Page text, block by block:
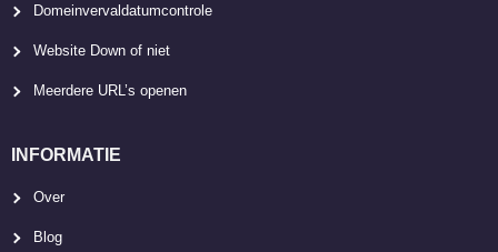
Domeinvervaldatumcontrole
Website Down of niet
Meerdere URL’s openen
INFORMATIE
Over
Blog